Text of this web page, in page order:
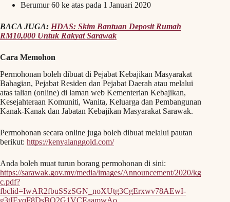
Berumur 60 ke atas pada 1 Januari 2020
BACA JUGA: HDAS: Skim Bantuan Deposit Rumah
RM10,000 Untuk Rakyat Sarawak
Cara Memohon
Permohonan boleh dibuat di Pejabat Kebajikan Masyarakat
Bahagian, Pejabat Residen dan Pejabat Daerah atau melalui
atas talian (online) di laman web Kementerian Kebajikan,
Kesejahteraan Komuniti, Wanita, Keluarga dan Pembangunan
Kanak-Kanak dan Jabatan Kebajikan Masyarakat Sarawak.
Permohonan secara online juga boleh dibuat melalui pautan
berikut: https://kenyalanggold.com/
Anda boleh muat turun borang permohonan di sini:
https://sarawak.gov.my/media/images/Announcement/2020/kg
c.pdf?
fbclid=IwAR2fbuSSzSGN_noXUtg3CgErxwv78AEwI-
g3tIEyqF8DsBQ2G1VCEaamwAo